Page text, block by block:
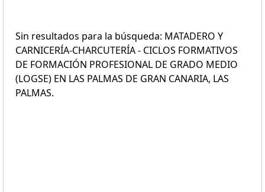
Sin resultados para la búsqueda: MATADERO Y
CARNICERÍA-CHARCUTERÍA - CICLOS FORMATIVOS
DE FORMACIÓN PROFESIONAL DE GRADO MEDIO
(LOGSE) EN LAS PALMAS DE GRAN CANARIA, LAS
PALMAS.